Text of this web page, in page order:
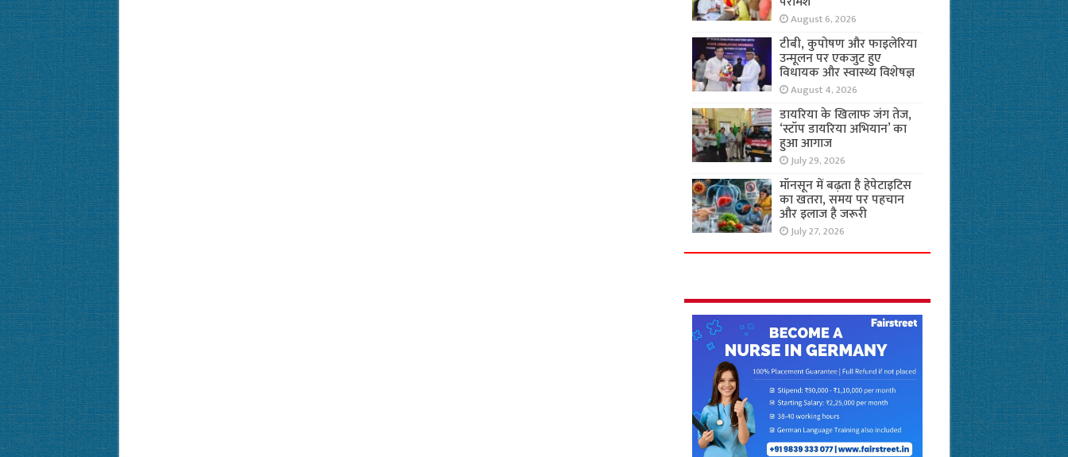
August 6, 2026
टीबी, कुपोषण और फाइलेरिया
उन्मूलन पर एकजुट हुए
विधायक और स्वास्थ्य विशेषज्ञ
August 4, 2026
डायरिया के खिलाफ जंग तेज,
‘स्टॉप डायरिया अभियान’ का
हुआ आगाज
July 29, 2026
मॉनसून में बढ़ता है हेपेटाइटिस
का खतरा, समय पर पहचान
और इलाज है जरूरी
July 27, 2026